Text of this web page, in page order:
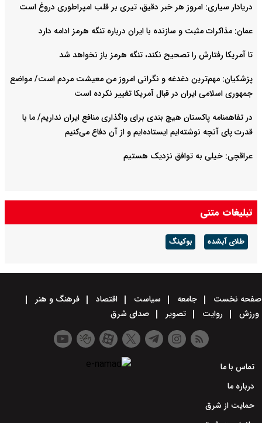
دریادار سیاری: امروز هر خبر دقیق، تیری بر قلب امپراطوری دروغ است
عمان: مذاکرات مثبت و سازنده با ایران درباره تنگه هرمز ادامه دارد
تا آمریکا رفتارش را تصحیح نکند، تنگه هرمز باز نخواهد شد
پزشکیان: مهم‌ترین دغدغه و نگرانی امروز من معیشت مردم است/ مواضع
جمهوری اسلامی ایران در قبال آمریکا تغییر نکرده است
در تفاهمنامه پاکستان هیچ بندی برای واگذاری منافع ایران نداریم/ ما با
قدرت پای آنچه نوشته‌ایم ایستاده‌ایم و از آن دفاع می‌کنیم
عراقچی: خیلی به توافق نزدیک هستیم
تبلیغات متنی
طلای آبشده بوکینگ
صفحه نخست جامعه سیاست اقتصاد
فرهنگ و هنر
ورزش
روایت تصویر صدای شرق
تماس با ما
درباره ما
حمایت از شرق